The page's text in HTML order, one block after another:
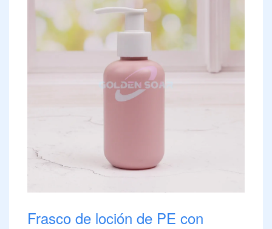
Frasco de loción de PE con